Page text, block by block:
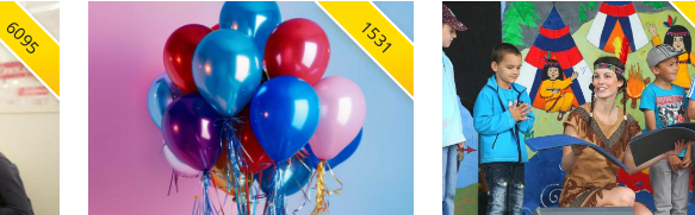
6095 1531